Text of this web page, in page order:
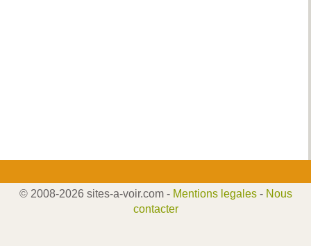
© 2008-2026 sites-a-voir.com - Mentions legales- Nous
contacter